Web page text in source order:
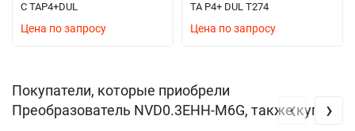
C TAP4+DUL
Цена по запросу
TA P4+ DUL T274
Цена по запросу
Покупатели, которые приобрели
Преобразователь NVD0.3EHH-M6G, также купили
‹ ›